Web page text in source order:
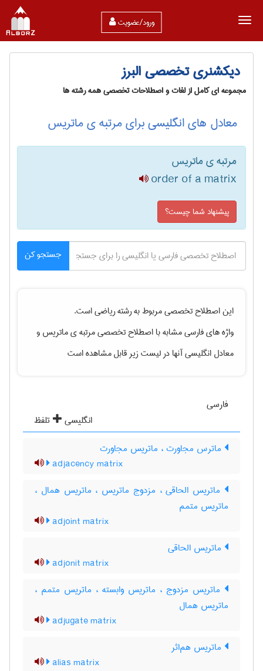
ورود/عضویت
دیکشنری تخصصی البرز
مجموعه ای کامل از لغات و اصطلاحات تخصصی همه رشته ها
معادل های انگلیسی برای مرتبه ی ماتریس
مرتبه ی ماتریس
order of a matrix
پیشنهاد شما چیست؟
جستجو کن
این اصطلاح تخصصی مربوط به رشتهرياضیاست.
واژه های فارسی مشابه با اصطلاح تخصصیمرتبه ی ماتریسو
معادل انگلیسی آنها در لیست زیر قابل مشاهده است
فارسی
انگلیسی
تلفظ
ماترس مجاورت ، ماتریس مجاورت
adjacency matrix
ماتریس الحاقی ، مزدوج ماتریس ، ماتریس همال ،
ماتریس متمم
adjoint matrix
ماتریس الحاقی
adjonit matrix
ماتریس مزدوج ، ماتریس وابسته ، ماتریس متمم ،
ماتریس همال
adjugate matrix
ماتریس هم‌اثر
alias matrix